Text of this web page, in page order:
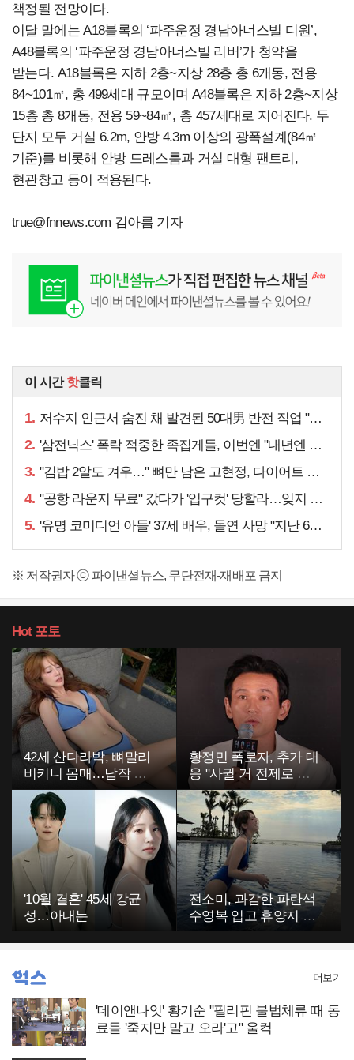
책정될 전망이다.
이달 말에는 A18블록의 ‘파주운정 경남아너스빌 디원’,
A48블록의 ‘파주운정 경남아너스빌 리버’가 청약을
받는다. A18블록은 지하 2층~지상 28층 총 6개동, 전용
84~101㎡, 총 499세대 규모이며 A48블록은 지하 2층~지상
15층 총 8개동, 전용 59~84㎡, 총 457세대로 지어진다. 두
단지 모두 거실 6.2m, 안방 4.3m 이상의 광폭설계(84㎡
기준)를 비롯해 안방 드레스룸과 거실 대형 팬트리,
현관창고 등이 적용된다.
true@fnnews.com 김아름 기자
이 시간핫클릭
1. 저수지 인근서 숨진 채 발견된 50대男 반전 직업 "얼마 전…"
2. '삼전닉스' 폭락 적중한 족집게들, 이번엔 "내년엔 더욱…"
3. "김밥 2알도 겨우…" 뼈만 남은 고현정, 다이어트 아니라
4. "공항 라운지 무료" 갔다가 '입구컷' 당할라…잊지 말아야 할 것
5. '유명 코미디언 아들' 37세 배우, 돌연 사망 "지난 6월에도…"
※ 저작권자 ⓒ 파이낸셜뉴스, 무단전재-재배포 금지
Hot포토
42세 산다라박, 뼈말리
비키니 몸매…납작 복
부에 깜짝
황정민 폭로자, 추가 대
응 "사귈 거 전제로 하
고…"
'10월 결혼' 45세 강균
성…아내는
전소미, 과감한 파란색
수영복 입고 휴양지 포
'데이앤나잇' 황기순 "필리핀 불법체류 때 동
료들 '죽지만 말고 오라'고" 울컥
더보기